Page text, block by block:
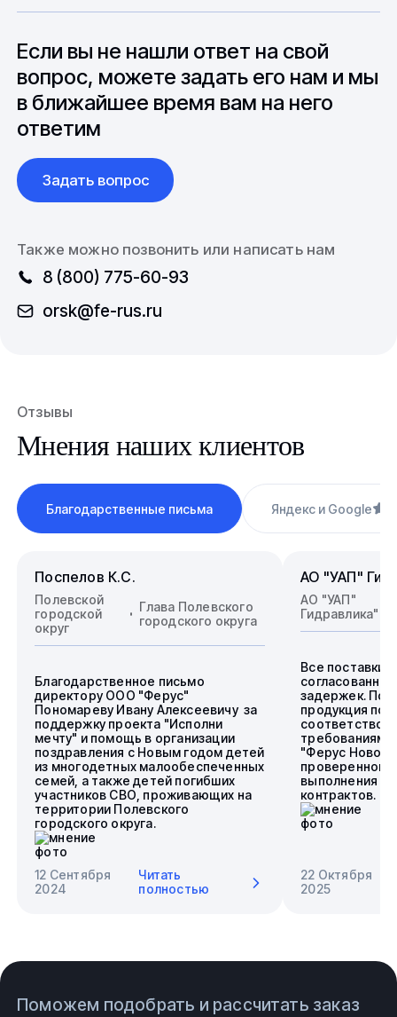
до 6 месяцев производства.
вопросы связанные с документацией и
международной логистикой.
Если вы не нашли ответ на свой
вопрос, можете задать его нам и мы
в ближайшее время вам на него
ответим
Задать вопрос
Также можно позвонить или написать нам
8 (800) 775-60-93
orsk@fe-rus.ru
Отзывы
Мнения наших клиентов
Благодарственные письма Яндекс и Google
Поспелов К.С.
Полевской
городской
округ
Глава Полевского
городского округа
Благодарственное письмо
директору ООО "Ферус"
Пономареву Ивану Алексеевичу за
поддержку проекта "Исполни
мечту" и помощь в организации
поздравления с Новым годом детей
из многодетных малообеспеченных
семей, а также детей погибших
участников СВО, проживающих на
территории Полевского
городского округа.
12 Сентября
2024
Читать
полностью
АО "УАП"
АО "УАП"
Гидравлика"
Все поставки
задержек.
продукция
требованиям.
"Ферус
проверенного
выполнения
контрактов.
22 Октября
2025
Поможем подобрать и рассчитать заказ